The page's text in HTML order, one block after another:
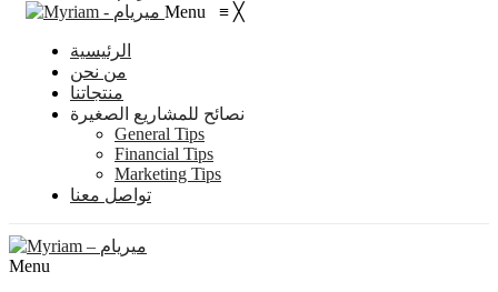
Menu ≡ ╳
الرئيسية
من نحن
منتجاتنا
نصائح للمشاريع الصغيرة
General Tips
Financial Tips
Marketing Tips
تواصل معنا
Menu